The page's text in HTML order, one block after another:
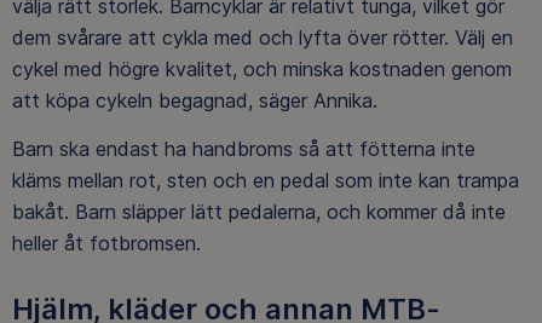
välja rätt storlek. Barncyklar är relativt tunga, vilket gör
dem svårare att cykla med och lyfta över rötter. Välj en
cykel med högre kvalitet, och minska kostnaden genom
att köpa cykeln begagnad, säger Annika.
Barn ska endast ha handbroms så att fötterna inte
kläms mellan rot, sten och en pedal som inte kan trampa
bakåt. Barn släpper lätt pedalerna, och kommer då inte
heller åt fotbromsen.
Hjälm, kläder och annan MTB-